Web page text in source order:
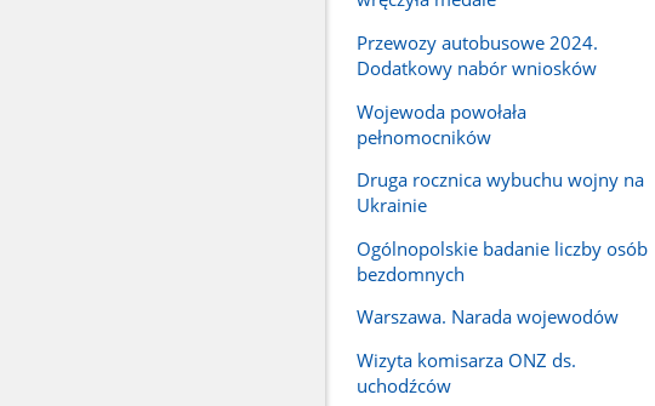
Przewozy autobusowe 2024.
Dodatkowy nabór wniosków
Wojewoda powołała
pełnomocników
Druga rocznica wybuchu wojny na
Ukrainie
Ogólnopolskie badanie liczby osób
bezdomnych
Warszawa. Narada wojewodów
Wizyta komisarza ONZ ds.
uchodźców